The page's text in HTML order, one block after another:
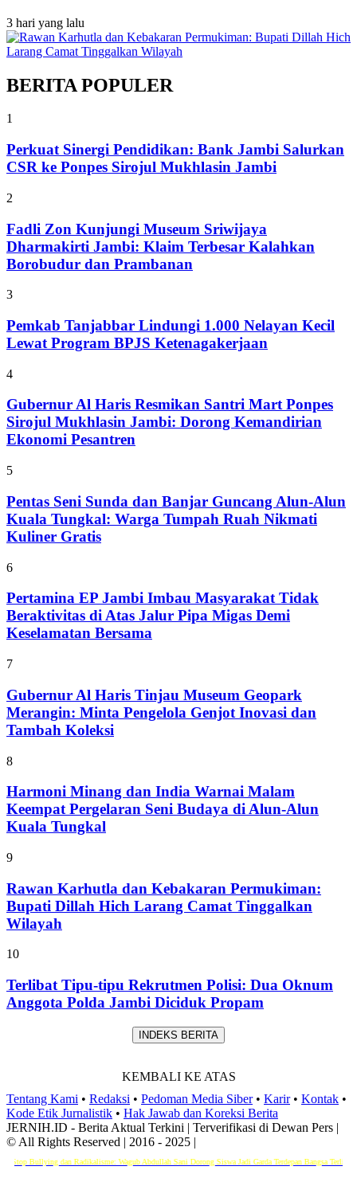
3 hari yang lalu
BERITA POPULER
1
Perkuat Sinergi Pendidikan: Bank Jambi Salurkan
CSR ke Ponpes Sirojul Mukhlasin Jambi
2
Fadli Zon Kunjungi Museum Sriwijaya
Dharmakirti Jambi: Klaim Terbesar Kalahkan
Borobudur dan Prambanan
3
Pemkab Tanjabbar Lindungi 1.000 Nelayan Kecil
Lewat Program BPJS Ketenagakerjaan
4
Gubernur Al Haris Resmikan Santri Mart Ponpes
Sirojul Mukhlasin Jambi: Dorong Kemandirian
Ekonomi Pesantren
5
Pentas Seni Sunda dan Banjar Guncang Alun-Alun
Kuala Tungkal: Warga Tumpah Ruah Nikmati
Kuliner Gratis
6
Pertamina EP Jambi Imbau Masyarakat Tidak
Beraktivitas di Atas Jalur Pipa Migas Demi
Keselamatan Bersama
7
Gubernur Al Haris Tinjau Museum Geopark
Merangin: Minta Pengelola Genjot Inovasi dan
Tambah Koleksi
8
Harmoni Minang dan India Warnai Malam
Keempat Pergelaran Seni Budaya di Alun-Alun
Kuala Tungkal
9
Rawan Karhutla dan Kebakaran Permukiman:
Bupati Dillah Hich Larang Camat Tinggalkan
Wilayah
10
Terlibat Tipu-tipu Rekrutmen Polisi: Dua Oknum
Anggota Polda Jambi Diciduk Propam
INDEKS BERITA
KEMBALI KE ATAS
Tentang Kami • Redaksi • Pedoman Media Siber• Karir• Kontak •
Kode Etik Jurnalistik • Hak Jawab dan Koreksi Berita
JERNIH.ID - Berita Aktual Terkini | Terverifikasi di Dewan Pers |
© All Rights Reserved | 2016 - 2025 |
Bullying dan Radikalisme: Wagub Abdullah Sani Dorong Siswa Jadi Garda Terdepan Bangsa Terlibat Tipu-